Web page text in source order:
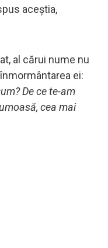
aceștia,
al cărui nume nu
ei:
De ce te-am
cea mai